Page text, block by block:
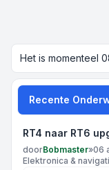
Het is momenteel
Recente
RT4 naar RT6
doorBobmaster»06
Elektronica &